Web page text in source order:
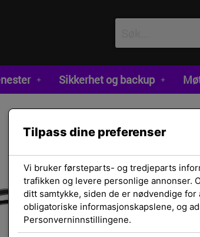
Sikkerhet og backup
Tilpass dine preferenser
Vi bruker førsteparts- og tredjeparts
trafikken og levere personlige annonser.
ditt samtykke, siden de er nødvendige
obligatoriske informasjonskapslene, og
Personverninnstillingene.